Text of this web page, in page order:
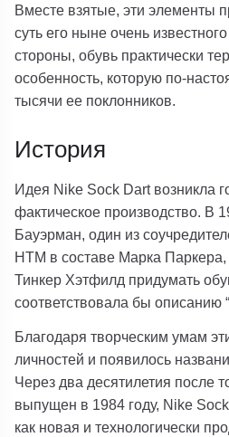
Вместе взятые, эти элементы
суть его ныне очень
стороны, обувь практически
особенность, которую по-
тысячи ее поклонников.
История
Идея Nike Sock Dart возникла
фактическое производство. В
Бауэрман, один из
HTM в составе Марка
Тинкер Хэтфилд придумать
соответствовала бы описанию
Благодаря творческим умам
личностей и появилось
Через два десятилетия после
выпущен в 1984 году, Nike
как новая и технологически